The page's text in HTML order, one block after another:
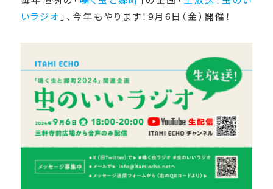
いラジオ 」、今年もやります！9月6日（金）開催！